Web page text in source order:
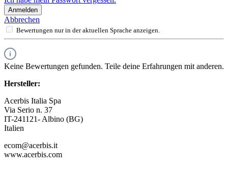
Anmelden
Abbrechen
Bewertungen nur in der aktuellen Sprache anzeigen.
Keine Bewertungen gefunden. Teile deine Erfahrungen mit anderen.
Hersteller:
Acerbis Italia Spa
Via Serio n. 37
IT-241121- Albino (BG)
Italien
ecom@acerbis.it
www.acerbis.com